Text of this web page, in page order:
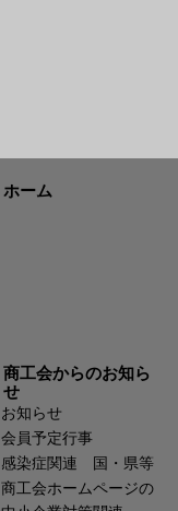
ホーム
商工会からのお知ら
せ
お知らせ
会員予定行事
感染症関連 国・県等
商工会ホームページの